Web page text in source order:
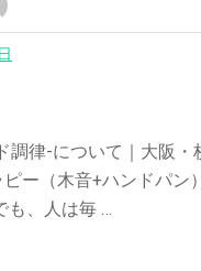
調律-について｜大阪
ー（木音+ハンドパ
も、人は毎 …